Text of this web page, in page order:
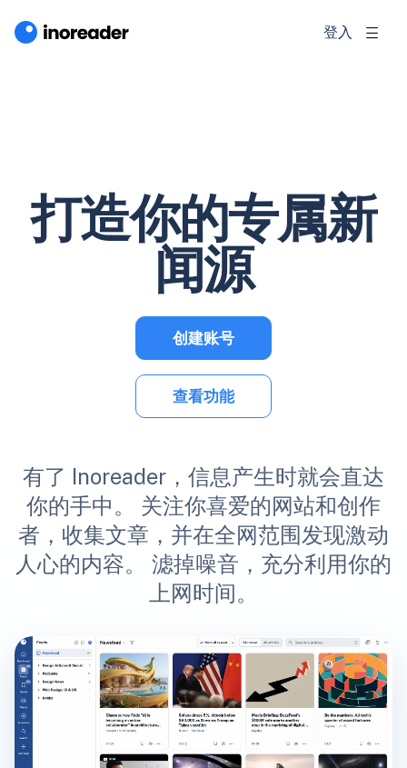
登入
打造你的专属新
闻源
有了 Inoreader，信息产生时就会直达
你的手中。 关注你喜爱的网站和创作
者，收集文章，并在全网范围发现激动
人心的内容。 滤掉噪音，充分利用你的
上网时间。
创建账号
查看功能